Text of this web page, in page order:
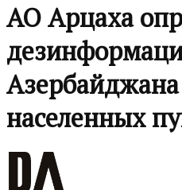
АО Арцаха
Азербайджана
населенных